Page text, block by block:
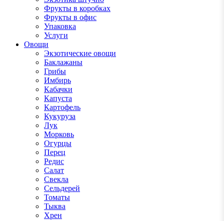
Фрукты в коробках
Фрукты в офис
Упаковка
Услуги
Овощи
Экзотические овощи
Баклажаны
Грибы
Имбирь
Кабачки
Капуста
Картофель
Кукуруза
Лук
Морковь
Огурцы
Перец
Редис
Салат
Свекла
Сельдерей
Томаты
Тыква
Хрен